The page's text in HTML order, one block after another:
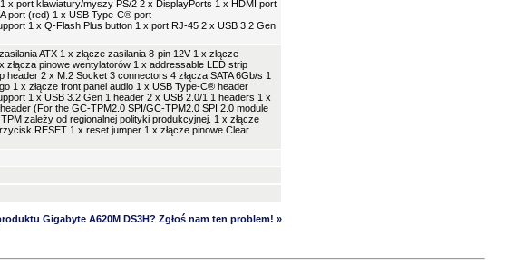
x port klawiatury/myszy PS/2 2 x DisplayPorts 1 x HDMI port
port (red) 1 x USB Type-C® port
1 x Q-Flash Plus button 1 x port RJ-45 2 x USB 3.2 Gen
ATX 1 x złącze zasilania 8-pin 12V 1 x złącze
złącza pinowe wentylatorów 1 x addressable LED strip
header 2 x M.2 Socket 3 connectors 4 złącza SATA 6Gb/s 1
1 x złącze front panel audio 1 x USB Type-C® header
1 x USB 3.2 Gen 1 header 2 x USB 2.0/1.1 headers 1 x
(For the GC-TPM2.0 SPI/GC-TPM2.0 SPI 2.0 module
zależy od regionalnej polityki produkcyjnej. 1 x złącze
RESET 1 x reset jumper 1 x złącze pinowe Clear
Gigabyte A620M DS3H? Zgłoś nam ten problem! »